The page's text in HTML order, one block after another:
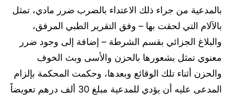
بالمدعية من جراء ذلك الاعتداء بالضرب ضرر مادي، تمثل
بالآلام التي لحقت بها – وفق التقرير الطبي المرفق،
والبلاغ الجزائي بقسم الشرطة – إضافة إلى وجود ضرر
معنوي تمثل بشعورها بالحزن والأسى وبث الخوف
والحزن أثناء تلك الوقائع وبعدها، وحكمت المحكمة بإلزام
المدعى عليه أن يؤدي للمدعية مبلغ 30 ألف درهم تعويضاً